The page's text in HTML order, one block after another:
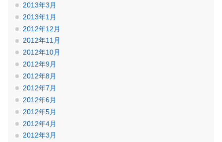
2013年3月
2013年1月
2012年12月
2012年11月
2012年10月
2012年9月
2012年8月
2012年7月
2012年6月
2012年5月
2012年4月
2012年3月